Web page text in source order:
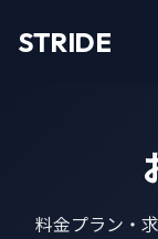
STRIDE
料金プラン・